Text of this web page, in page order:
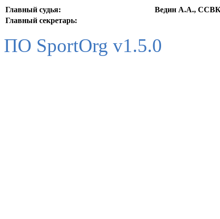
Главный судья:
Ведин А.А.,
Главный секретарь:
ПО SportOrg v1.5.0